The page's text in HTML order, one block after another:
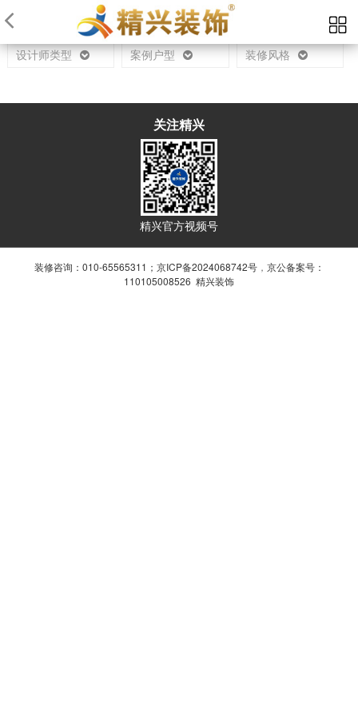
当前位置： 首页 设计师
设计师类型 案例户型 装修风格
关注精兴
精兴官方视频号
装修咨询：010-65565311； 京ICP备2024068742号， 京公备案号：
110105008526 精兴装饰